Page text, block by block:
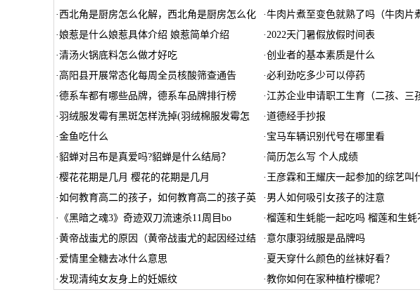
· 西北角是厨房怎么化解，西北角是厨房怎么化 ·牛肉片煮至变色就熟了吗（牛肉片
·娘惹是什么娘惹具体介绍 娘惹简单介绍 ·2022天门暑假放假时间表
·清汤火锅底料怎么做才好吃 ·创业者的基本素质是什么
· 高阳县开展常态化每周全员核酸筛查通告 ·必利劲吃多少可以停药
·德系车都有哪些品牌，德系车品牌排行榜 ·江苏企业申请职工生育（二孩、三
·羽绒服发霉有黑斑怎样洗掉(羽绒棉服发霉怎 ·道德经手抄报
·金鱼吃什么 · 宝马车辆识别代号在哪里看
·貂蝉对吕布是真爱吗?貂蝉是什么结局？ ·简历怎么写 个人成绩
·樱花花期是几月 樱花的花期是几月 · 王彦霖和王耀庆一起参加的综艺叫
·如何教育高二的孩子，如何教育高二的孩子英 · 男人如何吸引女孩子的注意
· 《黑暗之魂3》奇迹双刀流速杀11周目bo ·榴莲和生蚝能一起吃吗 榴莲和生蚝
·黄帝战蚩尤的原因（黄帝战蚩尤的起因经过结 · 意尔康羽绒服是品牌吗
· 爱情里全糖去冰什么意思 · 夏天穿什么颜色的丝袜好看？
·发现清纯女友身上的妊娠纹 ·教你如何在家种植柠檬呢？